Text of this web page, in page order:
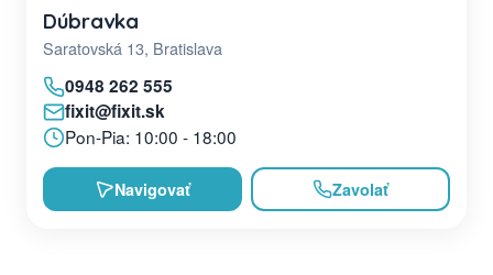
Dúbravka
Saratovská 13, Bratislava
0948 262 555
fixit@fixit.sk
Pon-Pia: 10:00 - 18:00
Navigovať Zavolať